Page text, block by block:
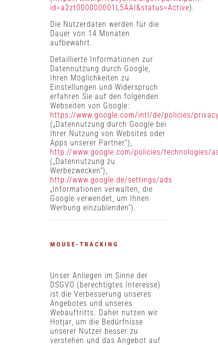
id=a2zt000000001L5AAI&status=Active).
Die Nutzerdaten werden für die
Dauer von 14 Monaten
aufbewahrt.
Detaillierte Informationen zur
Datennutzung durch Google,
Ihren Möglichkeiten zu
Einstellungen und Widerspruch
erfahren Sie auf den folgenden
Webseiten von Google:
https://www.google.com/intl/de/policies/
(„Datennutzung durch Google bei
Ihrer Nutzung von Websites oder
Apps unserer Partner“),
http://www.google.com/policies/technologies/
(„Datennutzung zu
Werbezwecken“),
http://www.google.de/settings/ads
„Informationen verwalten, die
Google verwendet, um Ihnen
Werbung einzublenden“).
MOUSE-TRACKING
Unser Anliegen im Sinne der
DSGVO (berechtigtes Interesse)
ist die Verbesserung unseres
Angebotes und unseres
Webauftritts. Daher nutzen wir
Hotjar, um die Bedürfnisse
unserer Nutzer besser zu
verstehen und das Angebot auf